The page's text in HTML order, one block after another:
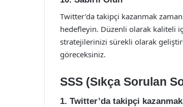
Twitter’da takipçi kazanmak
hedefleyin. Düzenli olarak kaliteli
stratejilerinizi sürekli olarak
göreceksiniz.
SSS (Sıkça Sorulan
1. Twitter’da takipçi